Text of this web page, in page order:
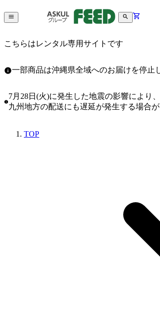
こちらはレンタル専用サイトです
一部商品は沖縄県全域へのお届けを停止
7月28日(火)に発生した地震の影響により
九州地方の配送にも遅延が発生する場合
TOP